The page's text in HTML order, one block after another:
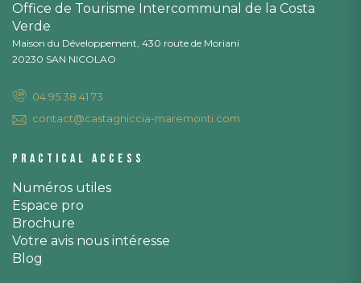
Office de Tourisme Intercommunal de la Costa
Verde
Maison du Développement, 430 route de Moriani
20230 SAN NICOLAO
04 95 38 41 73
contact@castagniccia-maremonti.com
Practical access
Numéros utiles
Espace pro
Brochure
Votre avis nous intéresse
Blog